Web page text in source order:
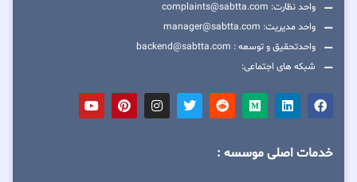
واحد نظارت: complaints@sabtta.com
واحد مدیریت: manager@sabtta.com
واحدتحقیق و توسعه : backend@sabtta.com
شبکه های اجتماعی:
خدمات اصلی موسسه :